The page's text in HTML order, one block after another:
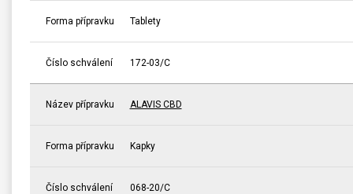
Forma přípravku Tablety
Číslo schválení 172-03/C
Název přípravku ALAVIS CBD
Forma přípravku Kapky
Číslo schválení 068-20/C